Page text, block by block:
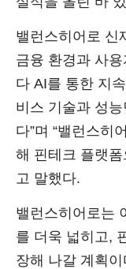
밸런스히어로 신
금융 환경과 사
다 AI를 통한 지
비스 기술과 성
다”며 “밸런스히
해 핀테크 플랫
고 말했다.
밸런스히어로는
를 더욱 넓히고,
장해 나갈 계획